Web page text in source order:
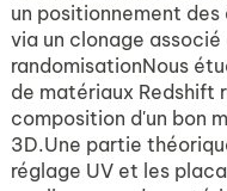
un positionnement
via un clonage
randomisationNous
de matériaux Redshift
composition d'un bon
3D.Une partie
réglage UV et les